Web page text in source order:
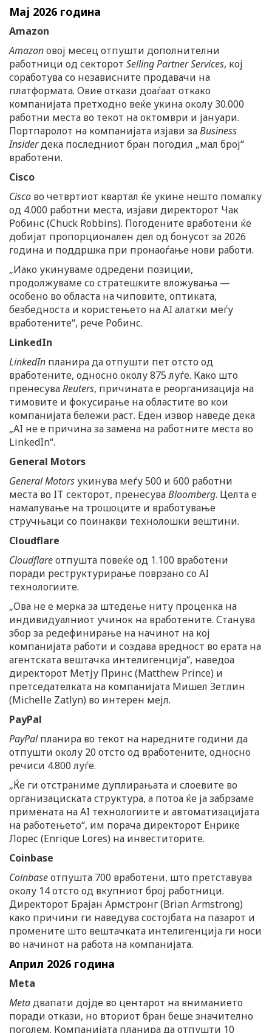
Мај 2026 година
Amazon
Amazonовој месец отпушти дополнителни
работници од секторот Selling Partner Services, кој
соработува со независните продавачи на
платформата. Овие откази доаѓаат откако
компанијата претходно веќе укина околу 30.000
работни места во текот на октомври и јануари.
Портпаролот на компанијата изјави заBusiness
Insiderдека последниот бран погодил „мал број“
вработени.
Cisco
Cisco во четвртиот квартал ќе укине нешто помалку
од 4.000 работни места, изјави директорот Чак
Робинс (Chuck Robbins). Погодените вработени ќе
добијат пропорционален дел од бонусот за 2026
година и поддршка при пронаоѓање нови работи.
„Иако укинуваме одредени позиции,
продолжуваме со стратешките вложувања —
особено во областа на чиповите, оптиката,
безбедноста и користењето на AI алатки меѓу
вработените“, рече Робинс.
LinkedIn
LinkedIn планира да отпушти пет отсто од
вработените, односно околу 875 луѓе. Како што
пренесуваReuters, причината е реорганизација на
тимовите и фокусирање на областите во кои
компанијата бележи раст. Еден извор наведе дека
„AI не е причина за замена на работните места во
LinkedIn“.
General Motors
General Motors укинува меѓу 500 и 600 работни
места во IT секторот, пренесуваBloomberg. Целта е
намалување на трошоците и вработување
стручњаци со поинакви технолошки вештини.
Cloudflare
Cloudflareотпушта повеќе од 1.100 вработени
поради реструктурирање поврзано со AI
технологиите.
„Ова не е мерка за штедење ниту проценка на
индивидуалниот учинок на вработените. Станува
збор за редефинирање на начинот на кој
компанијата работи и создава вредност во ерата на
агентската вештачка интелигенција“, наведоа
директорот Метју Принс (Matthew Prince) и
претседателката на компанијата Мишел Зетлин
(Michelle Zatlyn) во интерен мејл.
PayPal
PayPalпланира во текот на наредните години да
отпушти околу 20 отсто од вработените, односно
речиси 4.800 луѓе.
„Ќе ги отстраниме дуплирањата и слоевите во
организациската структура, а потоа ќе ја забрзаме
примената на AI технологиите и автоматизацијата
на работењето“, им порача директорот Енрике
Лорес (Enrique Lores) на инвеститорите.
Coinbase
Coinbaseотпушта 700 вработени, што претставува
околу 14 отсто од вкупниот број работници.
Директорот Брајан Армстронг (Brian Armstrong)
како причини ги наведува состојбата на пазарот и
промените што вештачката интелигенција ги носи
во начинот на работа на компанијата.
Април 2026 година
Meta
Metaдвапати дојде во центарот на вниманието
поради откази, но вториот бран беше значително
поголем. Компанијата планира да отпушти 10